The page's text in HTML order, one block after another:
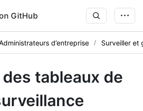
GitHub
d’entreprise Surveiller et
tableaux de